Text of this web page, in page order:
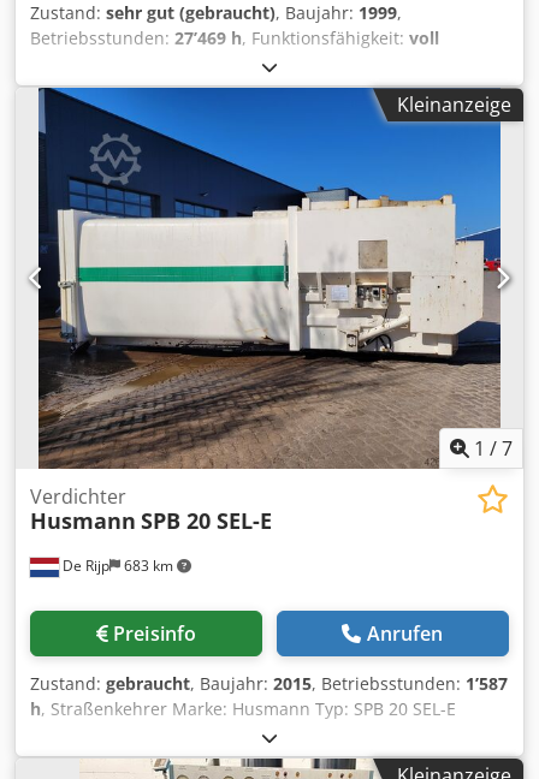
Zustand: sehr gut (gebraucht), Baujahr: 1999,
Betriebsstunden: 27’469 h, Funktionsfähigkeit: voll
, Maschinen-/Fahrzeugnummer:
3 2, Ausstattung:Typenschild vorhanden, Herfsteller: GEA
GRASSO Typ: RC412E Baujahr: 1999 Kältemittel NH3
(Ammoniak) Hubvolumen: 796 m³/h Drehzahl: 1500 U/min
Kälteleistung: 325 kW bei -10°C/+40°C Chsdjxz Hdijpfx Ap
Aea Motor: 90 kW Antrieb: Riemenantrieb GEA Grasso RC
412 E NH₃-Kolbenkompressor mit 90 kW Motor Kompakte,
leistungsstarke Kompressoreinheit der Grasso 12er-Serie
für industrielle Ammoniak-Kälteanlagen. Der offene 4-
Zylinder-Kolbenkompressor RC 412 E liefert – in
Kombination mit dem 90 kW Antriebsmotor – zuverlässige
Kälteleistungen im Bereich von ca. 325 kW (bei typischen
Betriebsbedingungen wie –10 °C / +40 °C). Die Maschine ist
voll funktionsfähig und in sehr gutem technischen
Zustand. Sie ist daher ideal für den Einbau in bestehende
NH₃-Anlagen oder als Ersatzmaschine.
Kleinanzeige
1 /7
De Rijp 683 km
Verdichter
Husmann SPB 20 SEL-E
Preisinfo Anrufen
Zustand: gebraucht, Baujahr: 2015, Betriebsstunden: 1’587
h, Straßenkehrer Marke: Husmann Typ: SPB 20 SEL-E
Inhalt: 20m3 Baujahr: 2015 Entriegelungstür: oben
angeschlagen Csdpfswcaztex Ap Ajha